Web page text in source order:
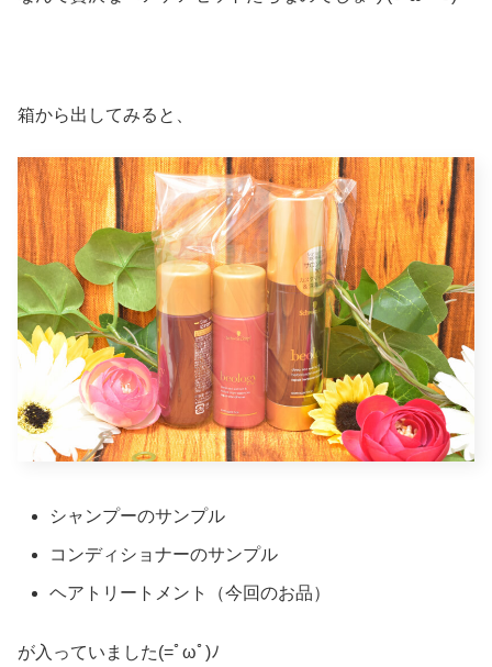
箱から出してみると、
シャンプーのサンプル
コンディショナーのサンプル
ヘアトリートメント（今回のお品）
が入っていました(=ﾟωﾟ)ﾉ